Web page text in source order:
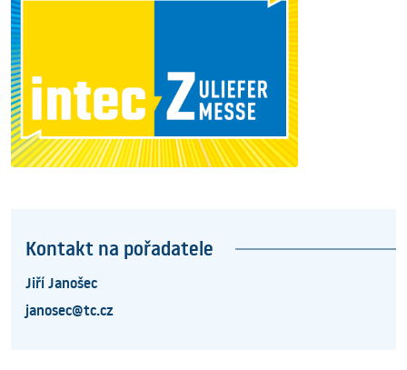
Kontakt na pořadatele
Jiří Janošec
janosec@tc.cz